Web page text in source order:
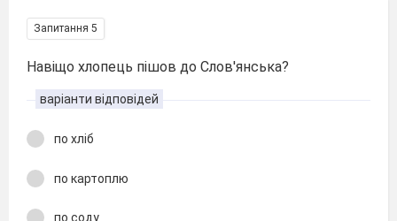
Запитання 5
Навіщо хлопець пішов до Слов'янська?
варіанти відповідей
по хліб
по картоплю
по соду